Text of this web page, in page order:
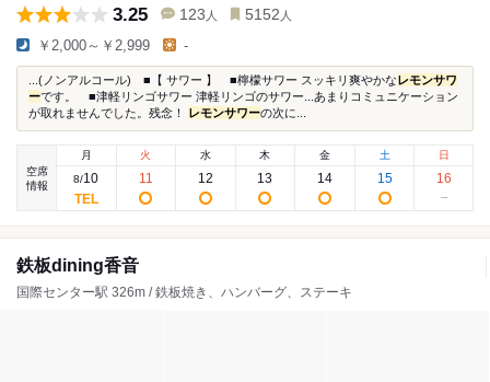
3.25 123 人 5152 人
￥2,000～￥2,999 -
...(ノンアルコール) ■【 サワー 】 ■檸檬サワー スッキリ爽やかな レモンサワ
ーです。 ■津軽リンゴサワー 津軽リンゴのサワー...あまりコミュニケーション
が取れませんでした。残念！
レモンサワーの次に...
空席
情報
月
8/10
火
11
水
12
木
13
金
14
土
15
日
16
鉄板dining香音
国際センター駅 326m / 鉄板焼き、ハンバーグ、ステーキ